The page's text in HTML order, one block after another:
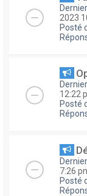
2023
Posté
12:22
Posté
7:26
Posté